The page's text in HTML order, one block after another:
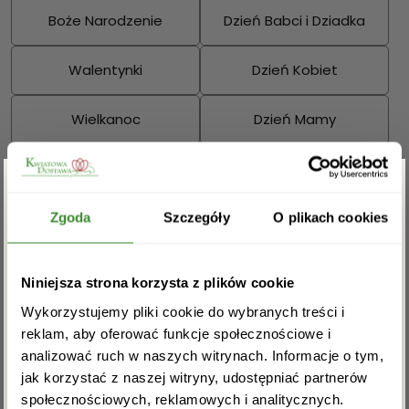
Zgoda Szczegóły O plikach cookies
Niniejsza strona korzysta z plików cookie
Wykorzystujemy pliki cookie do wybranych treści i
reklam, aby oferować funkcje społecznościowe i
analizować ruch w naszych witrynach. Informacje o tym,
jak korzystać z naszej witryny, udostępniać partnerów
społecznościowych, reklamowych i analitycznych.
Boże Narodzenie Dzień Babci i Dziadka
Walentynki Dzień Kobiet
Wielkanoc Dzień Mamy
Dzień Ojca
Sprawdź również:
Bukiety mieszane Kosze kwiatowe
Zgarnij rabat -5%
Zapisz się do newslettera i zgarnij
rabat na pierwsze zakupy!